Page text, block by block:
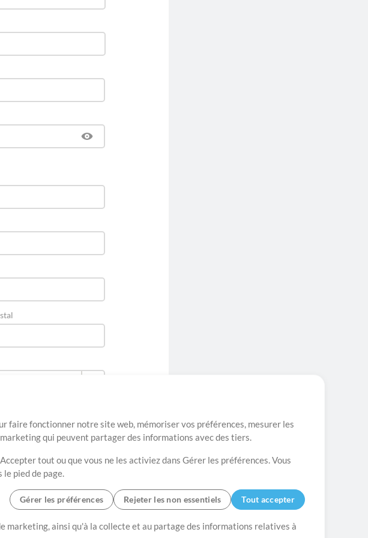
faire fonctionner notre site web, mémoriser vos préférences, mesurer les
qui peuvent partager des informations avec des tiers.
tout ou que vous ne les activiez dans Gérer les préférences. Vous
le pied de page.
Gérer les préférences Rejeter les non essentiels Tout accepter
ainsi qu'à la collecte et au partage des informations relatives à
en matière de cookies
Contact